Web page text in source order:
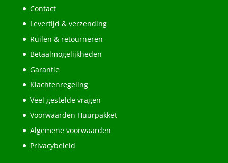
Contact
Levertijd & verzending
Ruilen & retourneren
Betaalmogelijkheden
Garantie
Klachtenregeling
Veel gestelde vragen
Voorwaarden Huurpakket
Algemene voorwaarden
Privacybeleid